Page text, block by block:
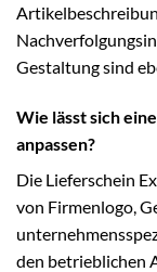
Gestaltung sind
Wie lässt sich
anpassen?
Die Lieferschein
von Firmenlogo,
den betrieblichen